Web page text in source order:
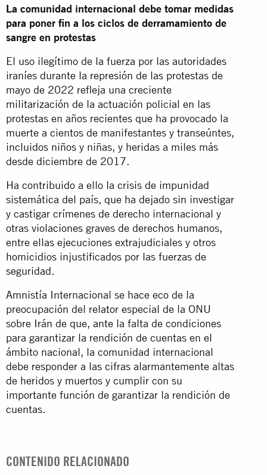
La comunidad internacional debe tomar medidas
para poner fin a los ciclos de derramamiento de
sangre en protestas
El uso ilegítimo de la fuerza por las autoridades
iraníes durante la represión de las protestas de
mayo de 2022 refleja una creciente
militarización de la actuación policial en las
protestas en años recientes que ha provocado la
muerte a cientos de manifestantes y transeúntes,
incluidos niños y niñas, y heridas a miles más
desde diciembre de 2017.
Ha contribuido a ello la crisis de impunidad
sistemática del país, que ha dejado sin investigar
y castigar crímenes de derecho internacional y
otras violaciones graves de derechos humanos,
entre ellas ejecuciones extrajudiciales y otros
homicidios injustificados por las fuerzas de
seguridad.
Amnistía Internacional se hace eco de la
preocupación del relator especial de la ONU
sobre Irán de que, ante la falta de condiciones
para garantizar la rendición de cuentas en el
ámbito nacional, la comunidad internacional
debe responder a las cifras alarmantemente altas
de heridos y muertos y cumplir con su
importante función de garantizar la rendición de
cuentas.
CONTENIDO RELACIONADO